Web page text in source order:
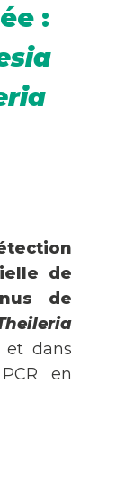
:
de
de
dans
en